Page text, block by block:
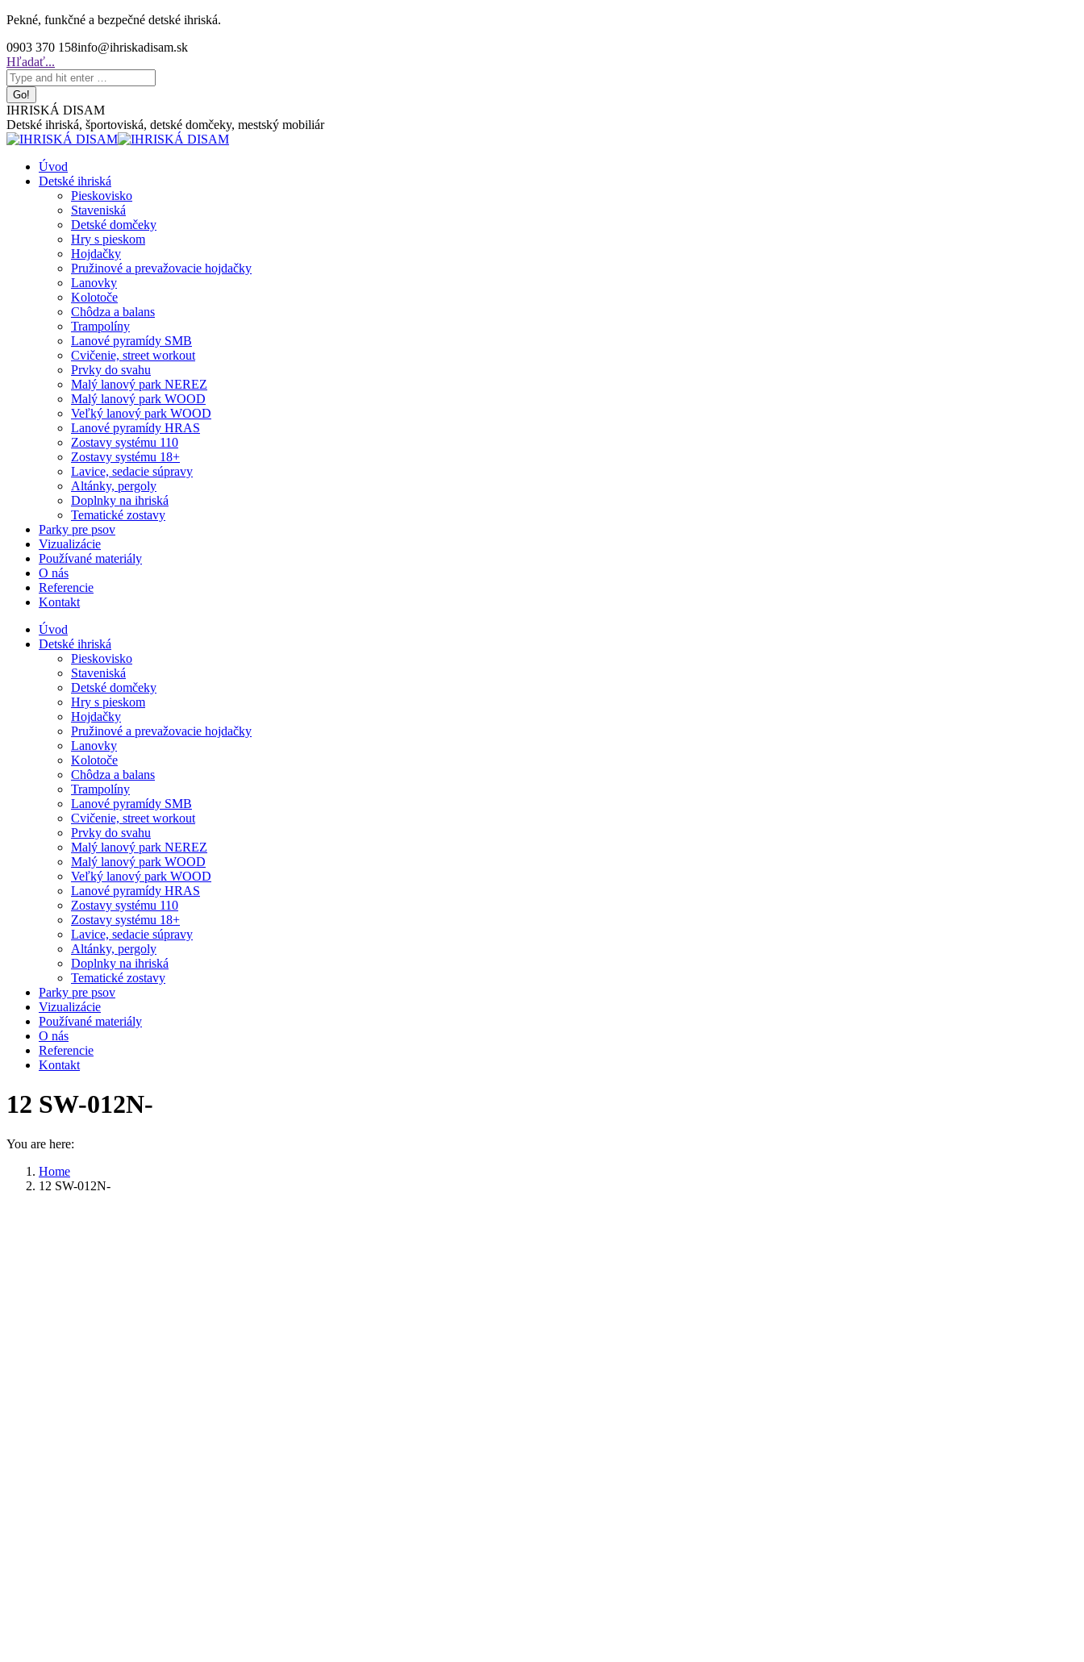
Skip
content
Pekné, funkčné a bezpečné detské ihriská.
0903 370 158info@ihriskadisam.sk
Search:
Hľadať...
IHRISKÁ DISAM
Detské ihriská, športoviská, detské domčeky, mestský mobiliár
Úvod
Detské ihriská
Pieskovisko
Staveniská
Detské domčeky
Hry s pieskom
Hojdačky
Pružinové a prevažovacie hojdačky
Lanovky
Kolotoče
Chôdza a balans
Trampolíny
Lanové pyramídy SMB
Cvičenie, street workout
Prvky do svahu
Malý lanový park NEREZ
Malý lanový park WOOD
Veľký lanový park WOOD
Lanové pyramídy HRAS
Zostavy systému 110
Zostavy systému 18+
Lavice, sedacie súpravy
Altánky, pergoly
Doplnky na ihriská
Tematické zostavy
Parky pre psov
Vizualizácie
Používané materiály
O nás
Referencie
Kontakt
Úvod
Detské ihriská
Pieskovisko
Staveniská
Detské domčeky
Hry s pieskom
Hojdačky
Pružinové a prevažovacie hojdačky
Lanovky
Kolotoče
Chôdza a balans
Trampolíny
Lanové pyramídy SMB
Cvičenie, street workout
Prvky do svahu
Malý lanový park NEREZ
Malý lanový park WOOD
Veľký lanový park WOOD
Lanové pyramídy HRAS
Zostavy systému 110
Zostavy systému 18+
Lavice, sedacie súpravy
Altánky, pergoly
Doplnky na ihriská
Tematické zostavy
Parky pre psov
Vizualizácie
Používané materiály
O nás
Referencie
Kontakt
12 SW-012N-
You are here:
Home
12 SW-012N-